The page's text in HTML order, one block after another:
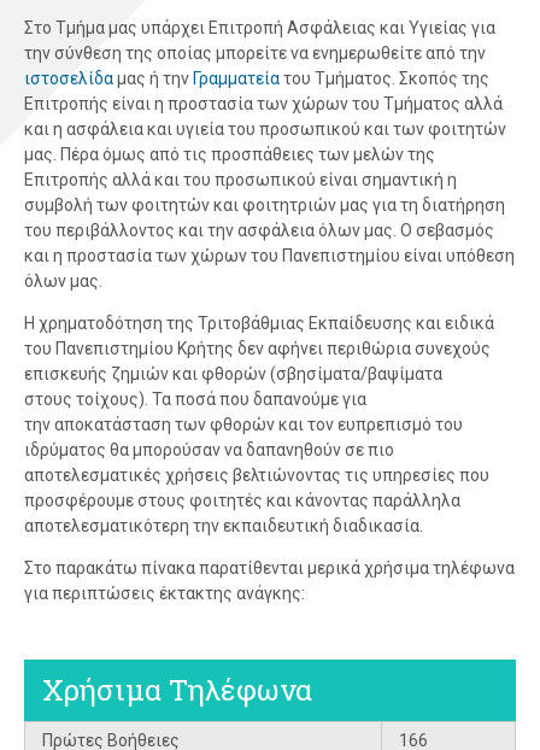
Στο Τμήμα μας υπάρχει Επιτροπή Ασφάλειας και Υγιείας για
την σύνθεση της οποίας μπορείτε να ενημερωθείτε από την
ιστοσελίδαμας ή την Γραμματείατου Τμήματος. Σκοπός της
Επιτροπής είναι η προστασία των χώρων του Τμήματος αλλά
και η ασφάλεια και υγιεία του προσωπικού και των φοιτητών
μας. Πέρα όμως από τις προσπάθειες των μελών της
Επιτροπής αλλά και του προσωπικού είναι σημαντική η
συμβολή των φοιτητών και φοιτητριών μας για τη διατήρηση
του περιβάλλοντος και την ασφάλεια όλων μας. Ο σεβασμός
και η προστασία των χώρων του Πανεπιστημίου είναι υπόθεση
όλων μας.
Η χρηματοδότηση της Τριτοβάθμιας Εκπαίδευσης και ειδικά
του Πανεπιστημίου Κρήτης δεν αφήνει περιθώρια συνεχούς
επισκευής ζημιών και φθορών (σβησίματα/βαψίματα
στους τοίχους). Τα ποσά που δαπανούμε για
την αποκατάσταση των φθορών και τον ευπρεπισμό του
ιδρύματος θα μπορούσαν να δαπανηθούν σε πιο
αποτελεσματικές χρήσεις βελτιώνοντας τις υπηρεσίες που
προσφέρουμε στους φοιτητές και κάνοντας παράλληλα
αποτελεσματικότερη την εκπαιδευτική διαδικασία.
Στο παρακάτω πίνακα παρατίθενται μερικά χρήσιμα τηλέφωνα
για περιπτώσεις έκτακτης ανάγκης:
Χρήσιμα Τηλέφωνα
Πρώτες Βοήθειες
166